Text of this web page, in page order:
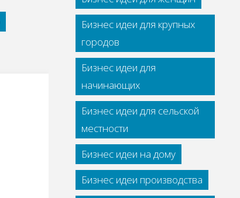
Бизнес идеи для крупных
городов
Бизнес идеи для
начинающих
Бизнес идеи для сельской
местности
Бизнес идеи на дому
Бизнес идеи производства